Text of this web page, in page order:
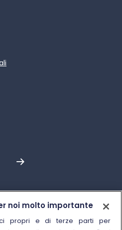
noi molto importante
propri e di terze parti per